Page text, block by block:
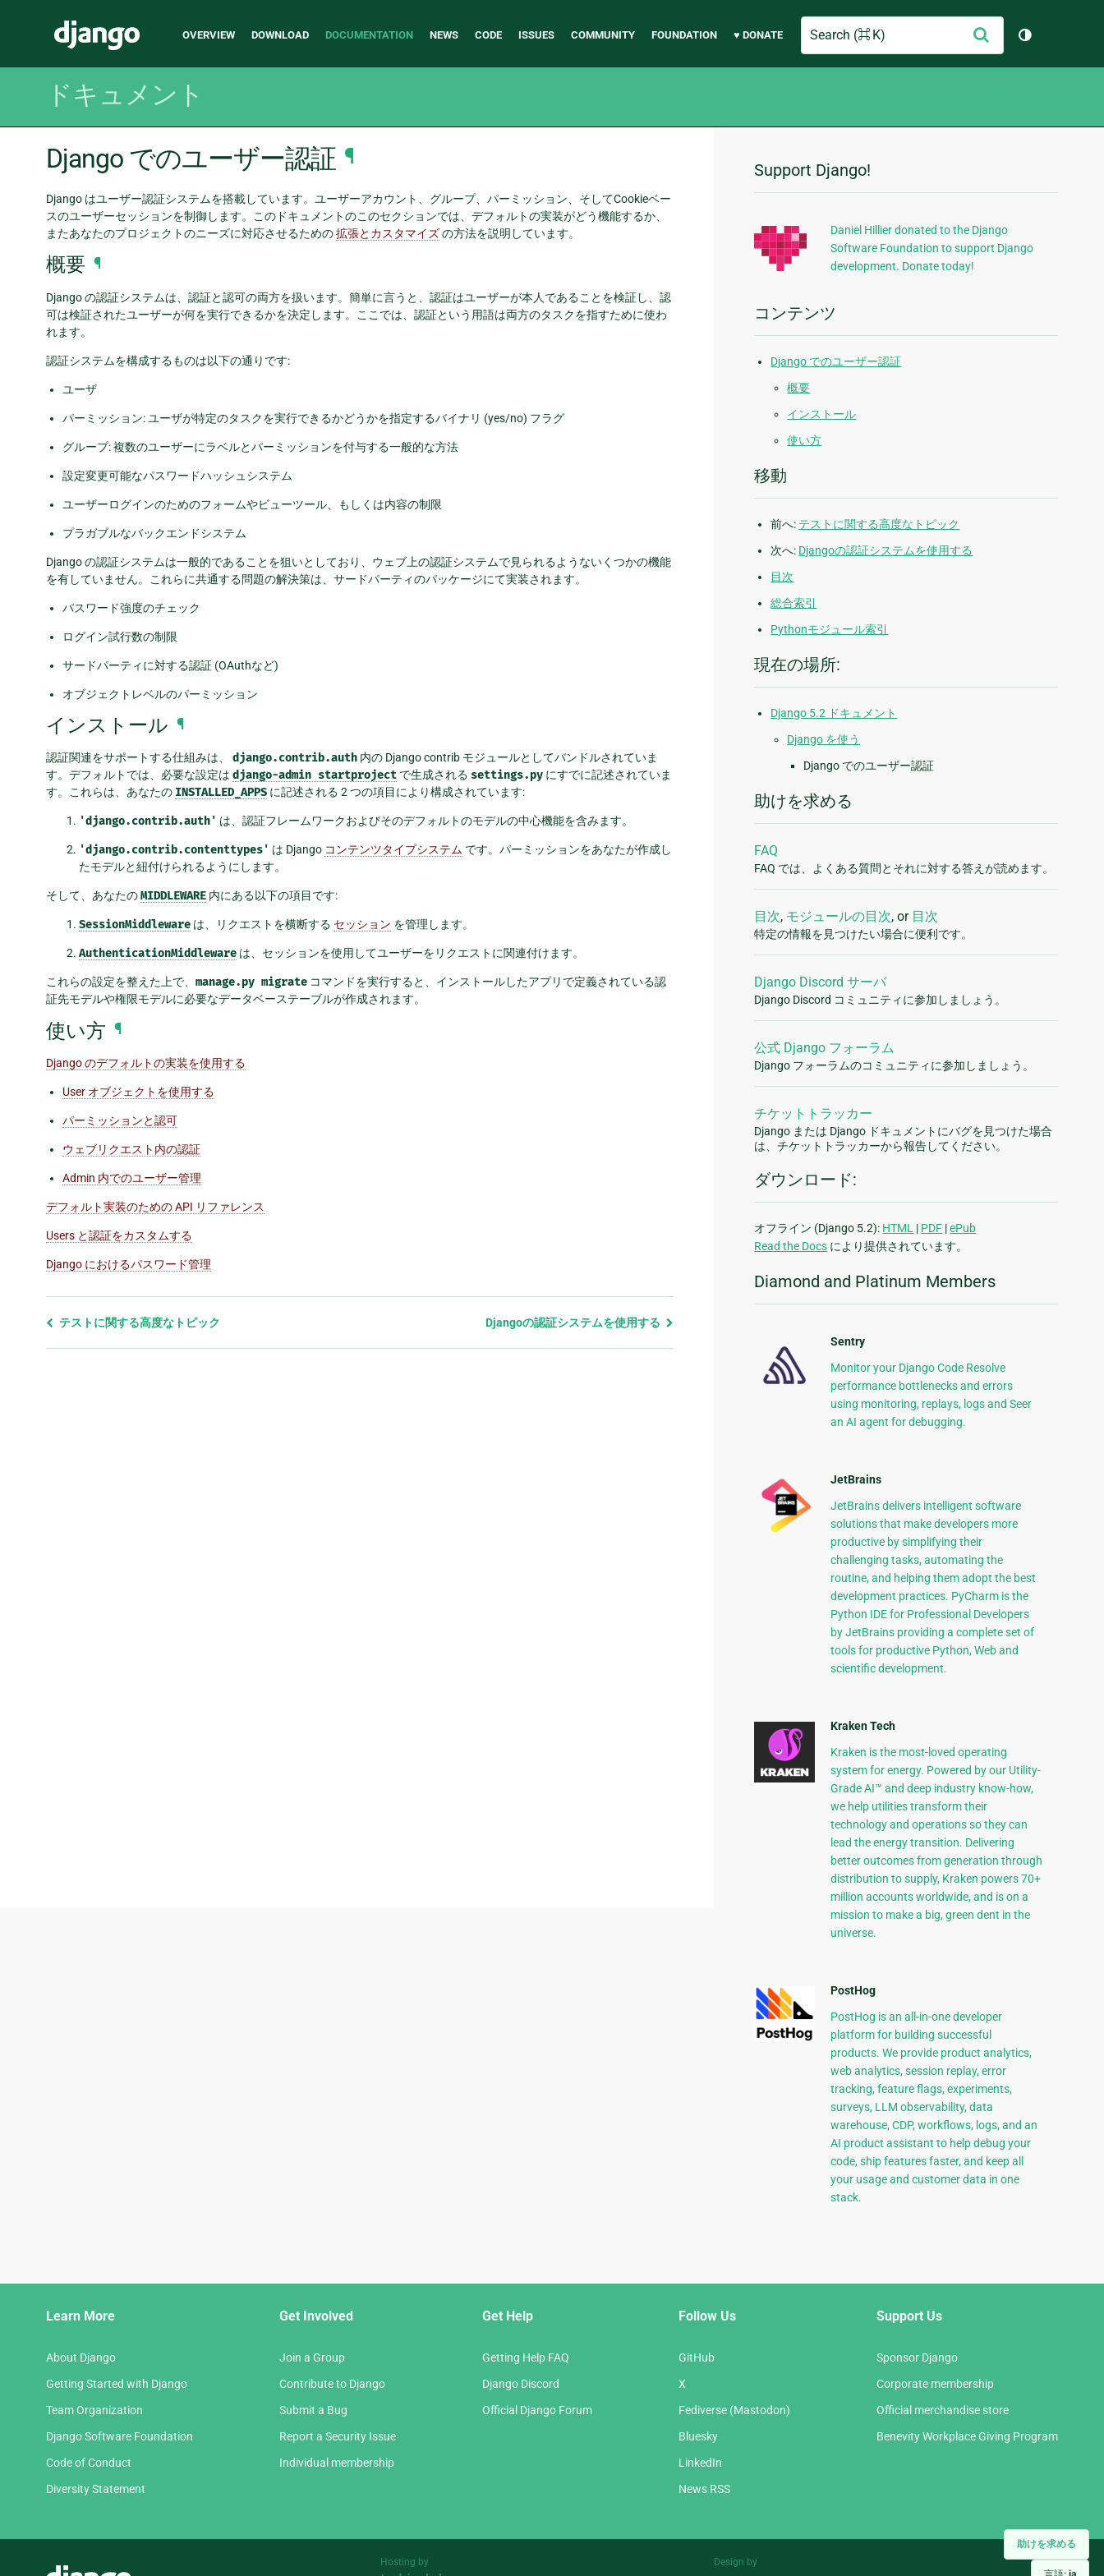
Django
Main
OVERVIEW DOWNLOAD DOCUMENTATION NEWS CODE ISSUES COMMUNITY FOUNDATION ♥ DONATE
Search
信
テーマを切
ドキュメント
助けを求める
Django でのユーザー認証 ¶
Django はユーザー認証システムを搭載しています。ユーザーアカウント、グループ、パーミッション、そしてCookieベー
スのユーザーセッションを制御します。このドキュメントのこのセクションでは、デフォルトの実装がどう機能するか、
またあなたのプロジェクトのニーズに対応させるための拡張とカスタマイズの方法を説明しています。
概要 ¶
Django の認証システムは、認証と認可の両方を扱います。簡単に言うと、認証はユーザーが本人であることを検証し、認
可は検証されたユーザーが何を実行できるかを決定します。ここでは、認証という用語は両方のタスクを指すために使わ
れます。
認証システムを構成するものは以下の通りです:
ユーザ
パーミッション: ユーザが特定のタスクを実行できるかどうかを指定するバイナリ (yes/no) フラグ
グループ: 複数のユーザーにラベルとパーミッションを付与する一般的な方法
設定変更可能なパスワードハッシュシステム
ユーザーログインのためのフォームやビューツール、もしくは内容の制限
プラガブルなバックエンドシステム
Django の認証システムは一般的であることを狙いとしており、ウェブ上の認証システムで見られるようないくつかの機能
を有していません。これらに共通する問題の解決策は、サードパーティのパッケージにて実装されます。
パスワード強度のチェック
ログイン試行数の制限
サードパーティに対する認証 (OAuthなど)
オブジェクトレベルのパーミッション
インストール ¶
認証関連をサポートする仕組みは、 django.contrib.auth 内の Django contrib モジュールとしてバンドルされていま
す。デフォルトでは、必要な設定は django-admin startproject で生成される settings.py にすでに記述されていま
す。これらは、あなたの INSTALLED_APPS に記述される 2 つの項目により構成されています:
'django.contrib.auth' は、認証フレームワークおよびそのデフォルトのモデルの中心機能を含みます。
'django.contrib.contenttypes' は Django コンテンツタイプシステム です。パーミッションをあなたが作成し
たモデルと紐付けられるようにします。
そして、あなたのMIDDLEWARE 内にある以下の項目です:
SessionMiddleware は、リクエストを横断する セッション を管理します。
AuthenticationMiddleware は、セッションを使用してユーザーをリクエストに関連付けます。
これらの設定を整えた上で、 manage.py migrate コマンドを実行すると、インストールしたアプリで定義されている認
証先モデルや権限モデルに必要なデータベーステーブルが作成されます。
使い方 ¶
Django のデフォルトの実装を使用する
User オブジェクトを使用する
パーミッションと認可
ウェブリクエスト内の認証
Admin 内でのユーザー管理
デフォルト実装のための API リファレンス
Users と認証をカスタムする
Django におけるパスワード管理
前 テストに関する高度なトピック Djangoの認証システムを使用する
追
加
的
な
報
Support Django!
Daniel Hillier donated to the Django
Software Foundation to support Django
development. Donate today!
コンテンツ
Django でのユーザー認証
概要
インストール
使い方
移動
前へ: テストに関する高度なトピック
次へ: Djangoの認証システムを使用する
目次
総合索引
Pythonモジュール索引
現在の場所:
Django 5.2 ドキュメント
Django を使う
Django でのユーザー認証
助けを求める
FAQ
FAQ では、よくある質問とそれに対する答えが読めます。
目次, モジュールの目次, or 目次
特定の情報を見つけたい場合に便利です。
Django Discord サーバ
Django Discord コミュニティに参加しましょう。
公式 Django フォーラム
Django フォーラムのコミュニティに参加しましょう。
チケットトラッカー
Django または Django ドキュメントにバグを見つけた場合
は、チケットトラッカーから報告してください。
ダウンロード:
オフライン (Django 5.2): HTML | PDF |ePub
Read the Docs により提供されています。
Diamond and Platinum Members
Sentry
Monitor your Django Code Resolve
performance bottlenecks and errors
using monitoring, replays, logs and Seer
an AI agent for debugging.
JetBrains
JetBrains delivers intelligent software
solutions that make developers more
productive by simplifying their
challenging tasks, automating the
routine, and helping them adopt the best
development practices. PyCharm is the
Python IDE for Professional Developers
by JetBrains providing a complete set of
tools for productive Python, Web and
scientific development.
Kraken Tech
Kraken is the most-loved operating
system for energy. Powered by our Utility-
Grade AI™ and deep industry know-how,
we help utilities transform their
technology and operations so they can
lead the energy transition. Delivering
better outcomes from generation through
distribution to supply, Kraken powers 70+
million accounts worldwide, and is on a
mission to make a big, green dent in the
universe.
PostHog
PostHog is an all-in-one developer
platform for building successful
products. We provide product analytics,
web analytics, session replay, error
tracking, feature flags, experiments,
surveys, LLM observability, data
warehouse, CDP, workflows, logs, and an
AI product assistant to help debug your
code, ship features faster, and keep all
your usage and customer data in one
stack.
Learn More
About Django
Getting Started with Django
Team Organization
Django Software Foundation
Code of Conduct
Diversity Statement
Get Involved
Join a Group
Contribute to Django
Submit a Bug
Report a Security Issue
Individual membership
Get Help
Getting Help FAQ
Django Discord
Official Django Forum
Follow Us
GitHub
X
Fediverse (Mastodon)
Bluesky
LinkedIn
News RSS
Support Us
Sponsor Django
Corporate membership
Official merchandise store
Benevity Workplace Giving Program
Hosting by
Design by